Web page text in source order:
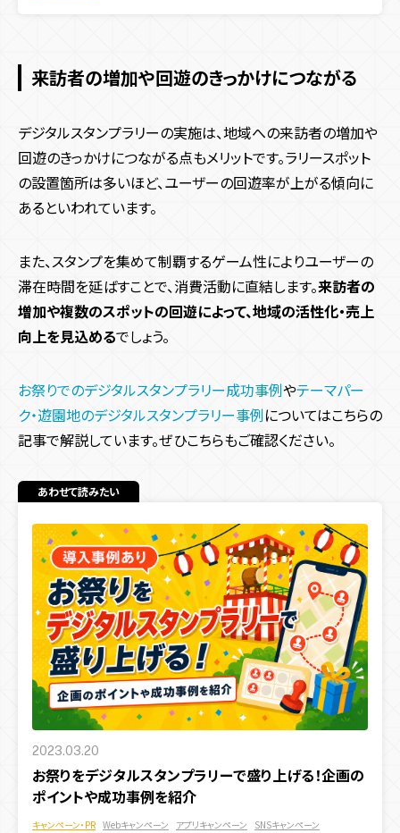
来訪者の増加や回遊のきっかけにつながる
デジタルスタンプラリーの実施は、地域への来訪者の増加や
回遊のきっかけにつながる点もメリットです。ラリースポット
の設置箇所は多いほど、ユーザーの回遊率が上がる傾向に
あるといわれています。
また、スタンプを集めて制覇するゲーム性によりユーザーの
滞在時間を延ばすことで、消費活動に直結します。来訪者の
増加や複数のスポットの回遊によって、地域の活性化・売上
向上を見込めるでしょう。
お祭りでのデジタルスタンプラリー成功事例やテーマパー
ク・遊園地のデジタルスタンプラリー事例についてはこちらの
記事で解説しています。ぜひこちらもご確認ください。
あわせて読みたい
2023.03.20
お祭りをデジタルスタンプラリーで盛り上げる！企画の
ポイントや成功事例を紹介
キャンペーン・PR Webキャンペーン アプリキャンペーン
SNSキャンペーン